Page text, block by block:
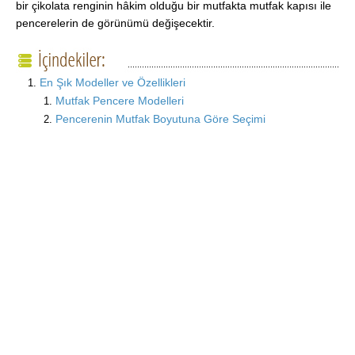
bir çikolata renginin hâkim olduğu bir mutfakta mutfak kapısı ile
pencerelerin de görünümü değişecektir.
En Şık Modeller ve Özellikleri
Mutfak Pencere Modelleri
Pencerenin Mutfak Boyutuna Göre Seçimi